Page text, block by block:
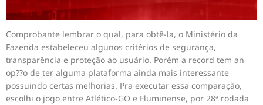
Comprobante lembrar o qual, para obtê-la, o Ministério da
Fazenda estabeleceu algunos critérios de segurança,
transparência e proteção ao usuário. Porém a record tem an
op??o de ter alguma plataforma ainda mais interessante
possuindo certas melhorias. Pra executar essa comparação,
escolhi o jogo entre Atlético-GO e Fluminense, por 28ª rodada